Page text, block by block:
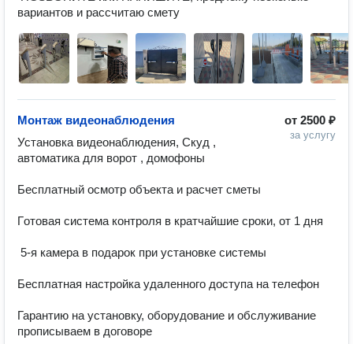
вариантов и рассчитаю смету
от 2500 ₽
за услугу
Монтаж видеонаблюдения
Установка видеонаблюдения, Скуд ,
автоматика для ворот , домофоны
Бесплатный осмотр объекта и расчет сметы
Гoтoвая cиcтемa контроля в кратчайшие сроки, от 1 дня
Бесплатная настройка удаленного доступа на телефон
Гарантию на установку, оборудование и обслуживание
прописываем в договоре